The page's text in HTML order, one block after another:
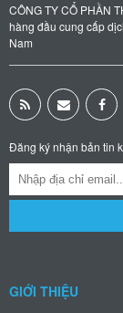
CÔNG TY CỔ PHẦN
hàng đầu cung cấp
Nam
Đăng ký nhận bản tin
GIỚI THIỆU